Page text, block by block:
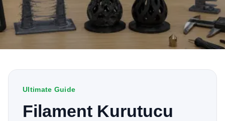
Ultimate Guide
Filament Kurutucu